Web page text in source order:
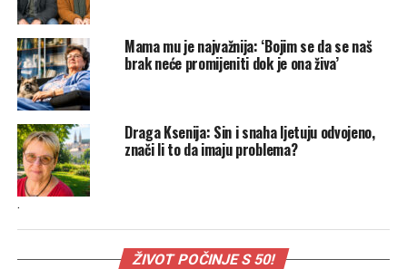
Mama mu je najvažnija: ‘Bojim se da se naš
brak neće promijeniti dok je ona živa’
Draga Ksenija: Sin i snaha ljetuju odvojeno,
znači li to da imaju problema?
.
ŽIVOT POČINJE S 50!